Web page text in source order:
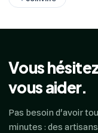
Vous
vous aider.
Pas besoin d'avoir
minutes : des